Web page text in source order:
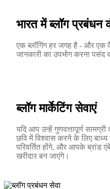
भारत में ब्लॉग प्रबंधन
एक ब्लॉगिंग हर जगह है - और
जानकारी का उपभोग करना पसंद
ब्लॉग मार्केटिंग सेवाएं
यदि आप उन्हें गुणवत्तापूर्ण
छवि में विश्वास करने के लिए
परिवर्तित होंगे, और आपके ब्रांड
खरीदार बन जाएंगे।